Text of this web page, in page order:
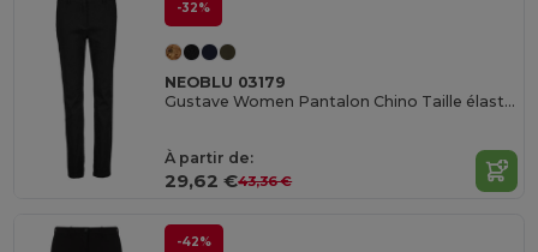
-32%
NEOBLU 03179
Gustave Women Pantalon Chino Taille élastiquée Femme
À partir de:
29,62 €43,36 €
-42%